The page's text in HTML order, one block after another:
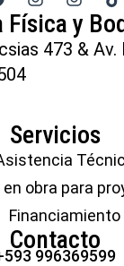
Física y
473 &
Servicios
obra para
Financiamiento
Contacto
996369599